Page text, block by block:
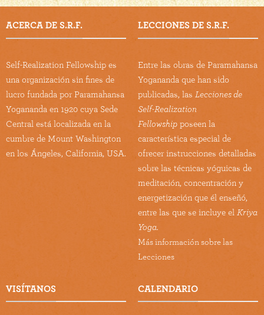
ACERCA DE S.R.F.
Self-Realization Fellowship es
una organización sin fines de
lucro fundada por Paramahansa
Yogananda en 1920 cuya Sede
Central está localizada en la
cumbre de Mount Washington
en los Ángeles, California, USA.
LECCIONES DE S.R.F.
Entre las obras de Paramahansa
Yogananda que han sido
publicadas, las Lecciones de
Self-Realization
Fellowship poseen la
característica especial de
ofrecer instrucciones detalladas
sobre las técnicas yóguicas de
meditación, concentración y
energetización que él enseñó,
entre las que se incluye el Kriya
Yoga.
Más información sobre las
Lecciones
VISÍTANOS CALENDARIO